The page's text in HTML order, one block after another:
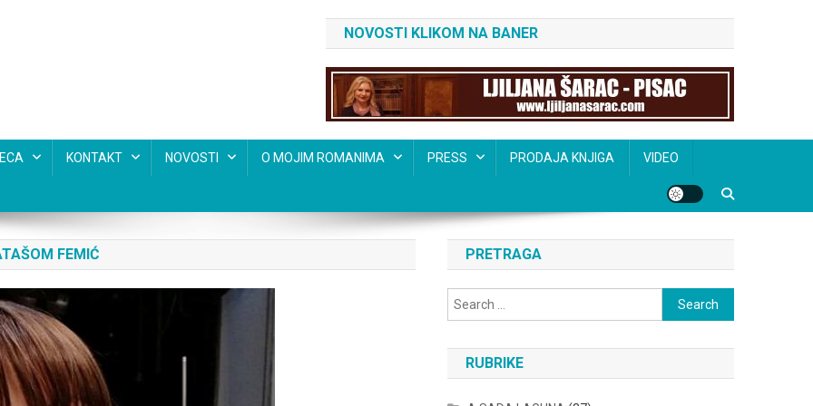
NOVOSTI KLIKOM NA BANER
KONTAKT NOVOSTI O MOJIM ROMANIMA PRESS PRODAJA KNJIGA VIDEO
FEMIĆ PRETRAGA
Search
for:
RUBRIKE